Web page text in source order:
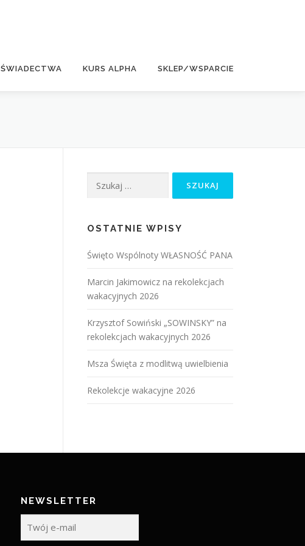
ŚWIADECTWA KURS ALPHA SKLEP/WSPARCIE
OSTATNIE WPISY
Święto Wspólnoty WŁASNOŚĆ PANA
Marcin Jakimowicz na rekolekcjach
wakacyjnych 2026
Krzysztof Sowiński „SOWINSKY” na
rekolekcjach wakacyjnych 2026
Msza Święta z modlitwą uwielbienia
Rekolekcje wakacyjne 2026
NEWSLETTER